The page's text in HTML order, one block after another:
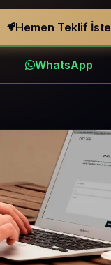
Hemen Teklif İste
WhatsApp